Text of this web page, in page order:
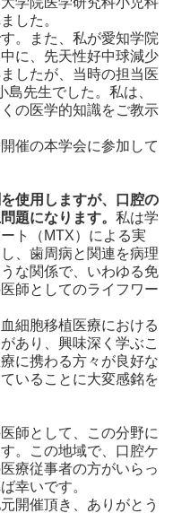
した。
。また、私が愛知学院
に、先天性好中球減少
したが、当時の担当医
先生でした。私は、
の医学的知識をご教示
催の本学会に参加して
使用しますが、口腔の
題になります。 私は学
ト（MTX）による実
、歯周病と関連を病理
な関係で、いわゆる免
師としてのライフワー
細胞移植医療における
あり、興味深く学ぶこ
に携わる方々が良好な
いることに大変感銘を
師として、この分野に
。この地域で、口腔ケ
療従事者の方がいらっ
幸いです。
開催頂き、ありがとう